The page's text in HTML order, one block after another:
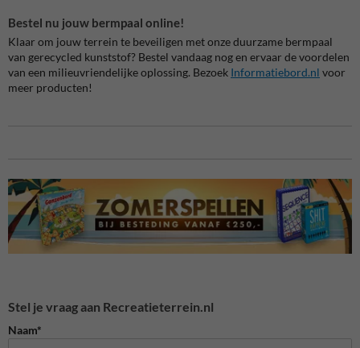
Bestel nu jouw bermpaal online!
Klaar om jouw terrein te beveiligen met onze duurzame bermpaal
van gerecycled kunststof? Bestel vandaag nog en ervaar de voordelen
van een milieuvriendelijke oplossing. Bezoek Informatiebord.nl voor
meer producten!
Stel je vraag aan Recreatieterrein.nl
Naam*